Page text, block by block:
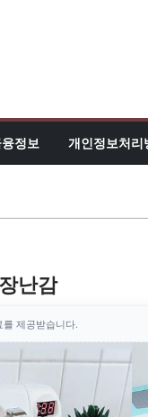
정보 개인정보처리
난감
제공받습니다.